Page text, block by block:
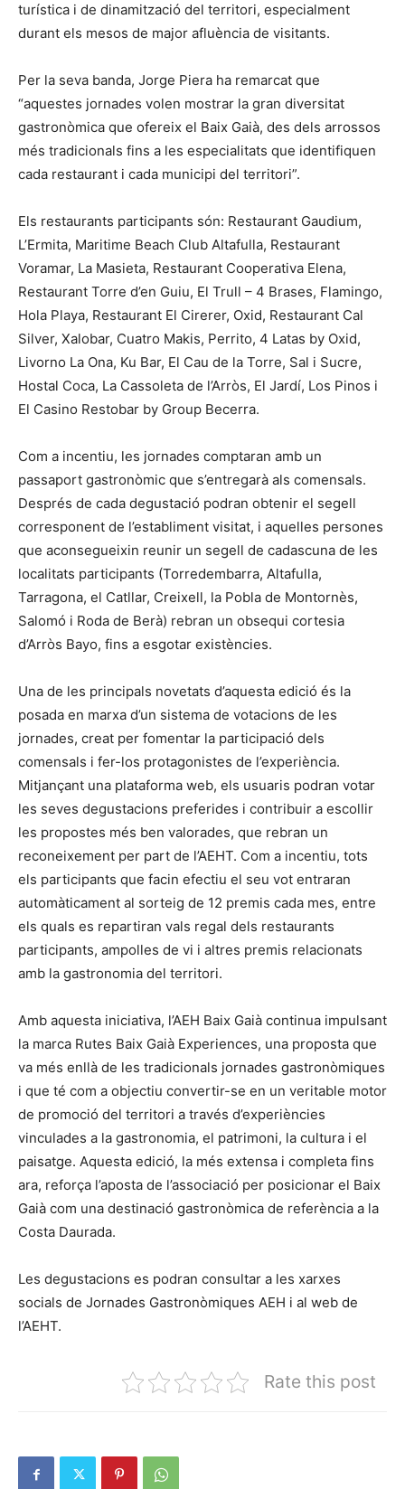
turística i de dinamització del territori, especialment
durant els mesos de major afluència de visitants.
Per la seva banda, Jorge Piera ha remarcat que
“aquestes jornades volen mostrar la gran diversitat
gastronòmica que ofereix el Baix Gaià, des dels arrossos
més tradicionals fins a les especialitats que identifiquen
cada restaurant i cada municipi del territori”.
Els restaurants participants són: Restaurant Gaudium,
L’Ermita, Maritime Beach Club Altafulla, Restaurant
Voramar, La Masieta, Restaurant Cooperativa Elena,
Restaurant Torre d’en Guiu, El Trull – 4 Brases, Flamingo,
Hola Playa, Restaurant El Cirerer, Oxid, Restaurant Cal
Silver, Xalobar, Cuatro Makis, Perrito, 4 Latas by Oxid,
Livorno La Ona, Ku Bar, El Cau de la Torre, Sal i Sucre,
Hostal Coca, La Cassoleta de l’Arròs, El Jardí, Los Pinos i
El Casino Restobar by Group Becerra.
Com a incentiu, les jornades comptaran amb un
passaport gastronòmic que s’entregarà als comensals.
Després de cada degustació podran obtenir el segell
corresponent de l’establiment visitat, i aquelles persones
que aconsegueixin reunir un segell de cadascuna de les
localitats participants (Torredembarra, Altafulla,
Tarragona, el Catllar, Creixell, la Pobla de Montornès,
Salomó i Roda de Berà) rebran un obsequi cortesia
d’Arròs Bayo, fins a esgotar existències.
Una de les principals novetats d’aquesta edició és la
posada en marxa d’un sistema de votacions de les
jornades, creat per fomentar la participació dels
comensals i fer-los protagonistes de l’experiència.
Mitjançant una plataforma web, els usuaris podran votar
les seves degustacions preferides i contribuir a escollir
les propostes més ben valorades, que rebran un
reconeixement per part de l’AEHT. Com a incentiu, tots
els participants que facin efectiu el seu vot entraran
automàticament al sorteig de 12 premis cada mes, entre
els quals es repartiran vals regal dels restaurants
participants, ampolles de vi i altres premis relacionats
amb la gastronomia del territori.
Amb aquesta iniciativa, l’AEH Baix Gaià continua impulsant
la marca Rutes Baix Gaià Experiences, una proposta que
va més enllà de les tradicionals jornades gastronòmiques
i que té com a objectiu convertir-se en un veritable motor
de promoció del territori a través d’experiències
vinculades a la gastronomia, el patrimoni, la cultura i el
paisatge. Aquesta edició, la més extensa i completa fins
ara, reforça l’aposta de l’associació per posicionar el Baix
Gaià com una destinació gastronòmica de referència a la
Costa Daurada.
Les degustacions es podran consultar a les xarxes
socials de Jornades Gastronòmiques AEH i al web de
l’AEHT.
Rate this post